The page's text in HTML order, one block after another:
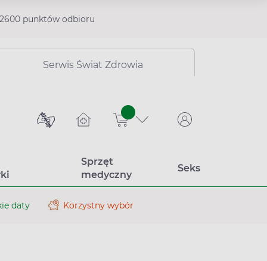
2600 punktów odbioru
Serwis Świat Zdrowia
sztuk
Sprzęt
medyczny
Seks
daty Korzystny wybór